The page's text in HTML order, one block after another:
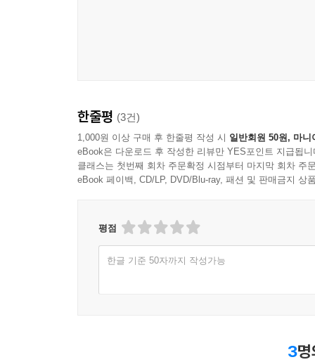
한줄평 (3건)
1,000원 이상 구매 후 한줄평 작성 시 일반회원 50원, 마니
eBook은 다운로드 후 작성한 리뷰만 YES포인트 지급됩니
클래스는 첫번째 회차 주문확정 시점부터 마지막 회차 주
eBook 페이백, CD/LP, DVD/Blu-ray, 패션 및 판매금지 상
평점
한글 기준 50자까지 작성가능
3